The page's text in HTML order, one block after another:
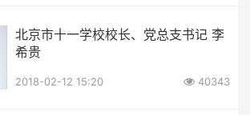
北京市十一学校校长、党总支书记 李
希贵
2018-02-12 15:20 40343